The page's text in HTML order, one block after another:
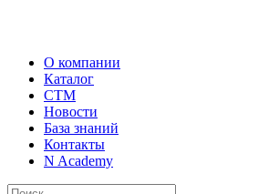
О компании
Каталог
СТМ
Новости
База знаний
Контакты
N Academy